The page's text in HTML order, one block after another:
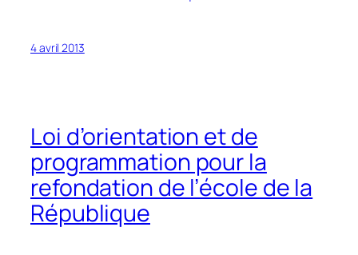
4 avril 2013
Loi d’orientation et de
programmation pour la
refondation de l’école de la
République